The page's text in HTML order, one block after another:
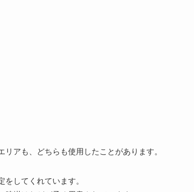
アも、どちらも使用したことがあります。
してくれています。